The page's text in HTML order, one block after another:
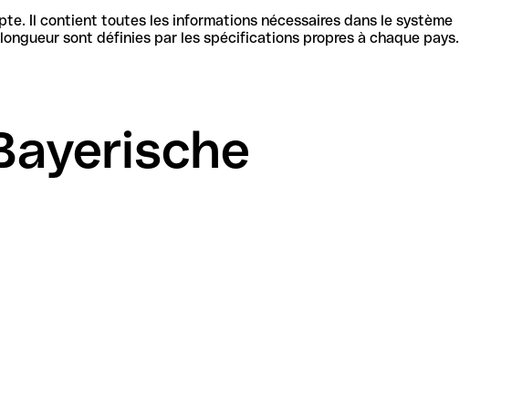
Il contient toutes les informations nécessaires dans le système
bancaire en Allemagne pour identifier de manière unique la banque et le compte, sa structure et sa longueur sont définies par les spécifications propres à chaque pays.